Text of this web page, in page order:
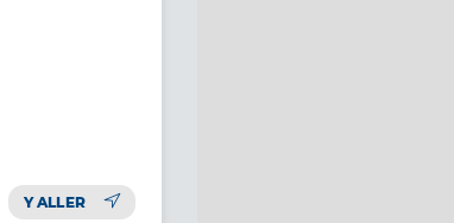
Y ALLER